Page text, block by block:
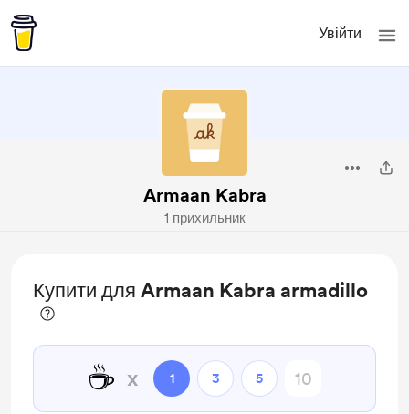
Увійти
Armaan Kabra
1 прихильник
Купити для Armaan Kabra armadillo
☕ x 1 3 5